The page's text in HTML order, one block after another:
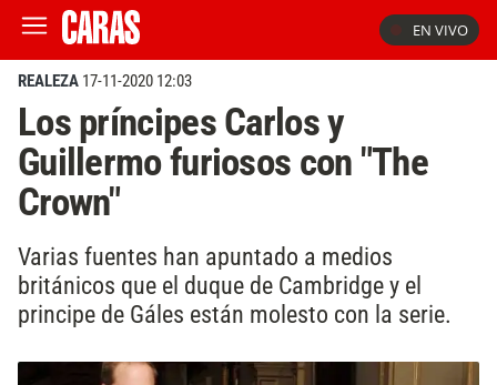
EN VIVO
REALEZA 17-11-2020 12:03
Los príncipes Carlos y
Guillermo furiosos con "The
Crown"
Varias fuentes han apuntado a medios
británicos que el duque de Cambridge y el
principe de Gáles están molesto con la serie.